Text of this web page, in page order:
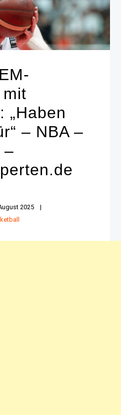
„Haben
– NBA –
–
2025